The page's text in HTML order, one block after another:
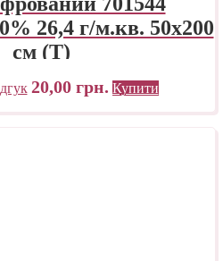
26,4 г/м.кв. 50х200
см (Т)
20,00 грн. Купити